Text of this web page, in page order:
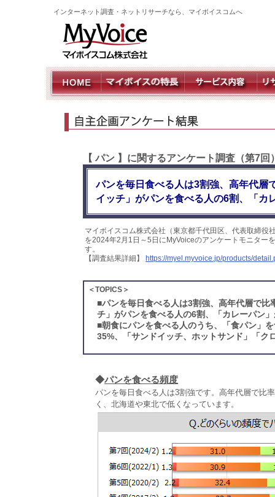
インターネット調査・ネットリサーチなら、マイボイスコムへ
【 パン 】に関するアンケート調査（第7回
パンを毎日食べる人は3割強、高年代層
イッチ」がパンを食べる人の6割、「カ
マイボイスコム株式会社（東京都千代田区、代表取締
を2024年2月1日～5日にMyVoiceのアンケートモニター
す。
【調査結果詳細】
https://myel.myvoice.jp/products/
＜TOPICS＞
■パンを毎日食べる人は3割強、高年代層で
チ」がパンを食べる人の6割、「カレーパン
■朝食にパンを食べる人のうち、「食パン」
35%、「サンドイッチ、ホットサンド」「ク
◆パンを食べる頻度
パンを毎日食べる人は3割強です。高年代層で比
く、北海道や東北で低くなっています。